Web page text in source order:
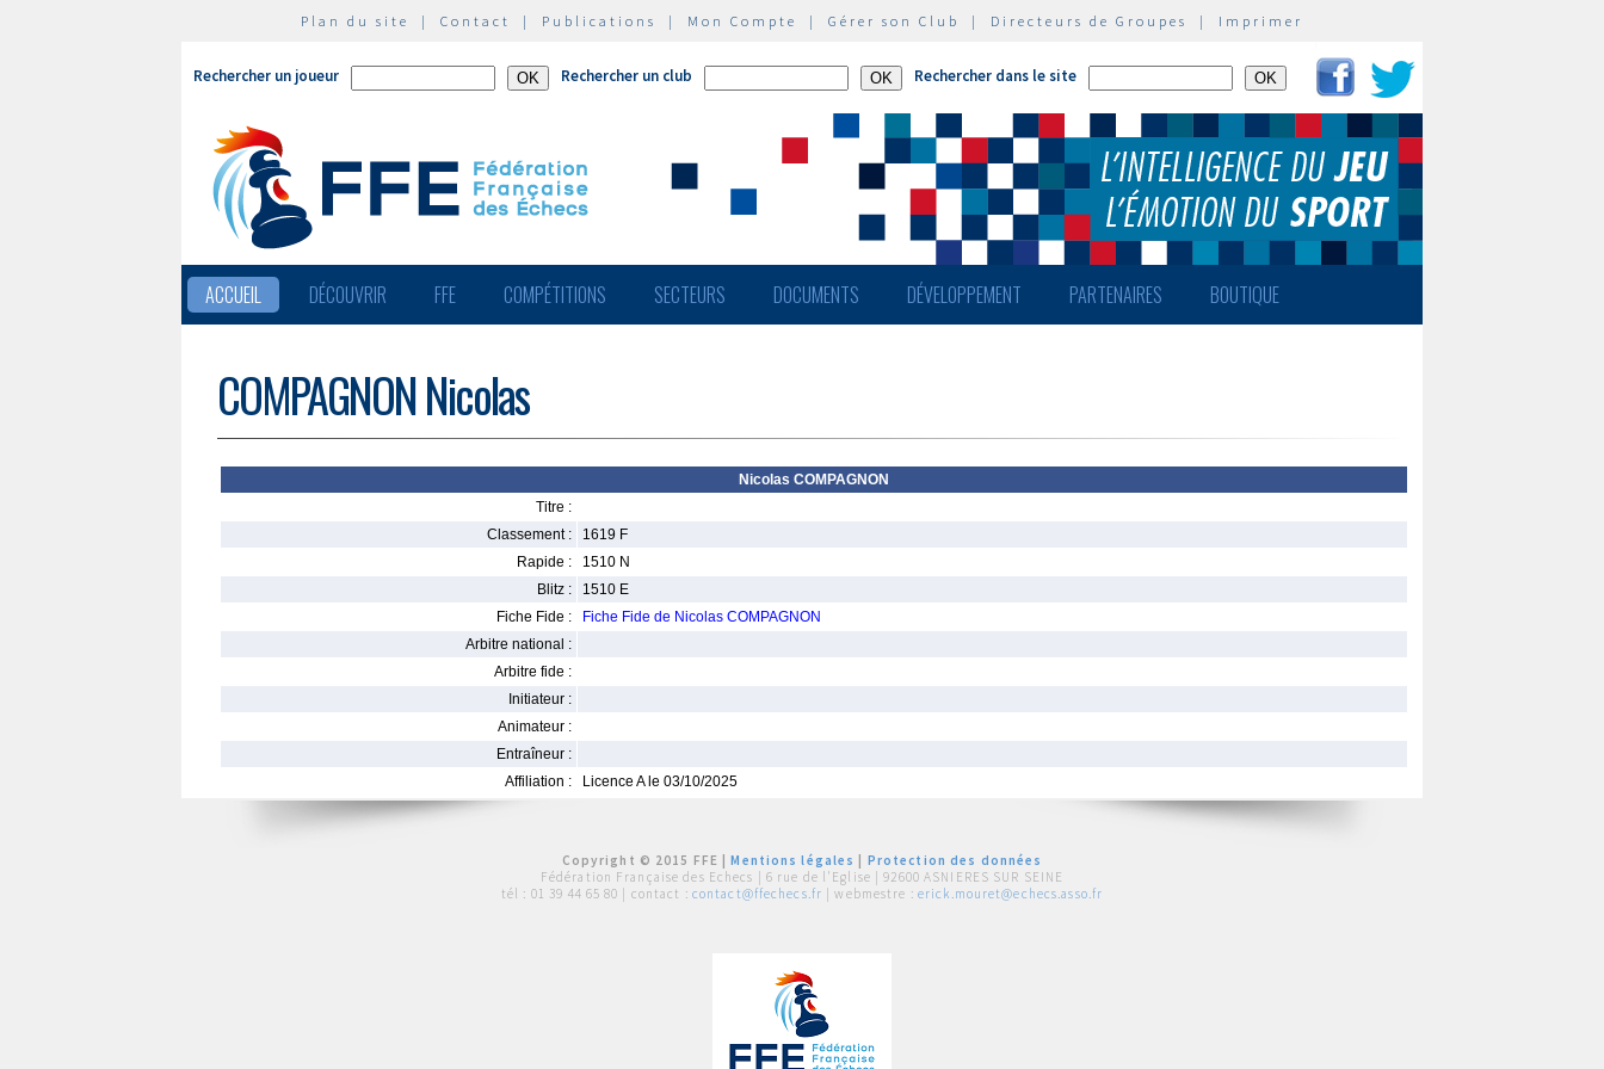
Plan du site | Contact | Publications | Mon Compte | Gérer son Club | Directeurs de Groupes | Imprimer
Rechercher un joueur Rechercher un club Rechercher dans le site
ACCUEIL DÉCOUVRIR FFE COMPÉTITIONS SECTEURS DOCUMENTS DÉVELOPPEMENT PARTENAIRES BOUTIQUE
COMPAGNON Nicolas
Nicolas COMPAGNON
Titre :
Classement :
1619 F
Rapide :
1510 N
Blitz :
1510 E
Fiche Fide :
Fiche Fide de Nicolas COMPAGNON
Arbitre national :
Arbitre fide :
Initiateur :
Animateur :
Entraîneur :
Affiliation :
Licence A le 03/10/2025
Copyright © 2015 FFE |Mentions légales
Protection des données
Fédération Française des Echecs | 6 rue de l'Eglise | 92600 ASNIERES SUR SEINE
tél : 01 39 44 65 80 | contact : contact@ffechecs.fr | webmestre : erick.mouret@echecs.asso.fr